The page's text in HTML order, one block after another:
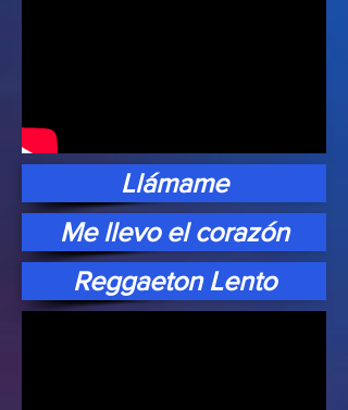
Llámame
Me llevo el corazón
Reggaeton Lento